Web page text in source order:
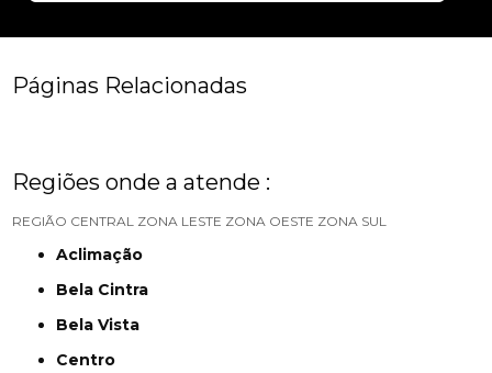
Páginas Relacionadas
Regiões onde a atende :
REGIÃO CENTRAL ZONA LESTE ZONA OESTE ZONA SUL
Aclimação
Bela Cintra
Bela Vista
Centro